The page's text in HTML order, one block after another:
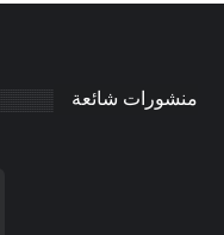
منشورات شائعة